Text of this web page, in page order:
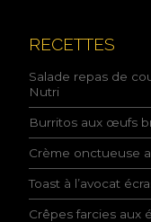
c
n
f
i
d
e
n
t
i
a
RECETTES
Salade repas de
Nutri
Burritos aux œufs
Crème onctueuse
Toast à l’avocat
Crêpes farcies aux